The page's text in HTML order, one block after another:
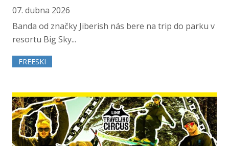
07. dubna 2026
Banda od značky Jiberish nás bere na trip do parku v
resortu Big Sky...
FREESKI